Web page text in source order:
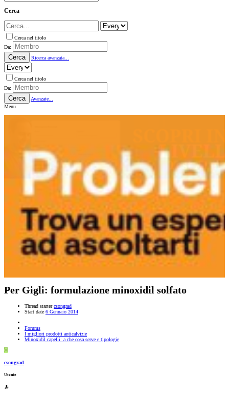
Cerca
Cerca nel titolo
Da:
Cerca Ricerca avanzata...
Cerca nel titolo
Da:
Cerca
Avanzate...
Menu
Per Gigli: formulazione minoxidil solfato
Thread starter csongrad
Start date 6 Gennaio 2014
Forums
I migliori prodotti anticalvizie
Minoxidil capelli: a che cosa serve e tipologie
C
csongrad
Utente